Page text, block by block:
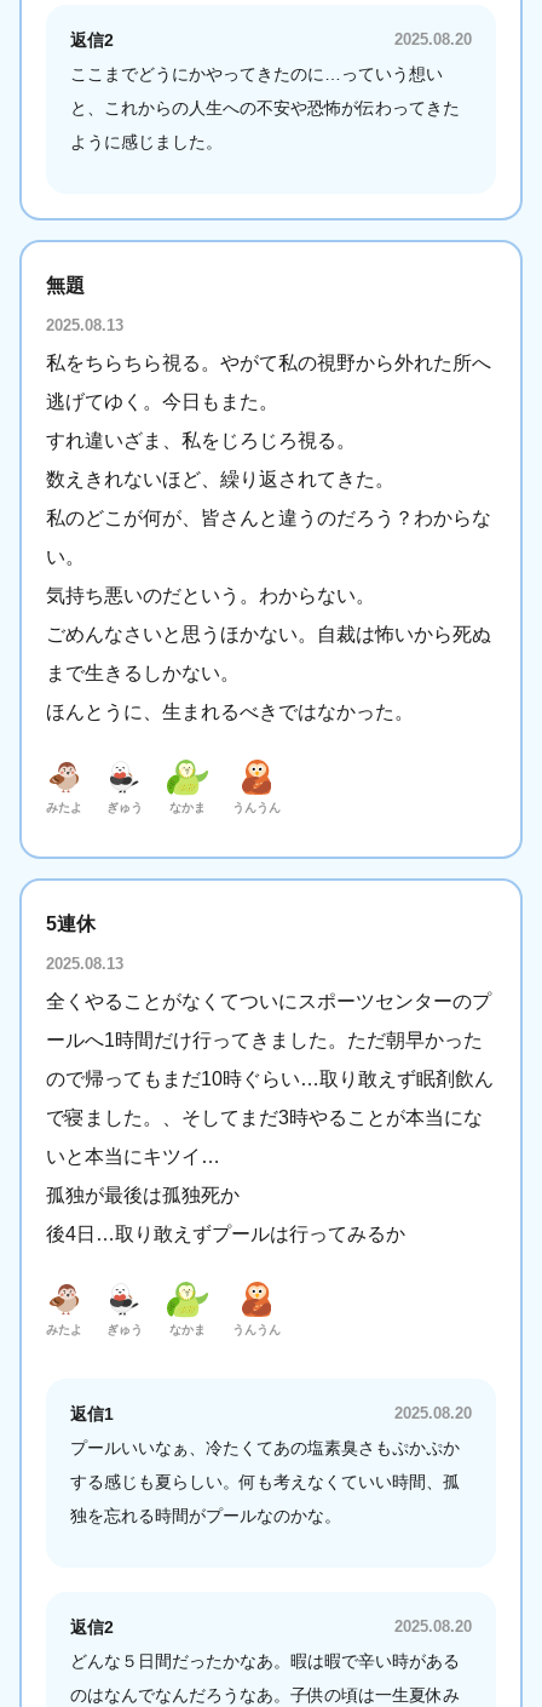
返信2 2025.08.20
ここまでどうにかやってきたのに…っていう想い
と、これからの人生への不安や恐怖が伝わってきた
ように感じました。
無題
2025.08.13
私をちらちら視る。やがて私の視野から外れた所へ
逃げてゆく。今日もまた。
すれ違いざま、私をじろじろ視る。
数えきれないほど、繰り返されてきた。
私のどこが何が、皆さんと違うのだろう？わからな
い。
気持ち悪いのだという。わからない。
ごめんなさいと思うほかない。自裁は怖いから死ぬ
まで生きるしかない。
ほんとうに、生まれるべきではなかった。
みたよ ぎゅう なかま うんうん
5連休
2025.08.13
全くやることがなくてついにスポーツセンターのプ
ールへ1時間だけ行ってきました。ただ朝早かった
ので帰ってもまだ10時ぐらい…取り敢えず眠剤飲ん
で寝ました。、そしてまだ3時やることが本当にな
いと本当にキツイ…
孤独が最後は孤独死か
後4日…取り敢えずプールは行ってみるか
みたよ ぎゅう なかま うんうん
返信1 2025.08.20
プールいいなぁ、冷たくてあの塩素臭さもぷかぷか
する感じも夏らしい。何も考えなくていい時間、孤
独を忘れる時間がプールなのかな。
返信2 2025.08.20
どんな５日間だったかなあ。暇は暇で辛い時がある
のはなんでなんだろうなあ。子供の頃は一生夏休み